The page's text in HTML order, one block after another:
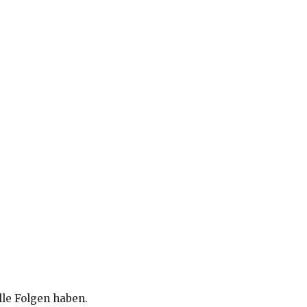
Folgen haben.